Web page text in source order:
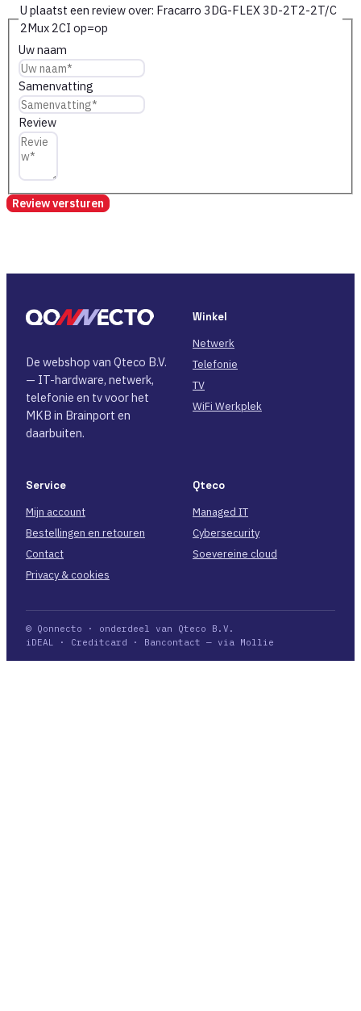
U plaatst een review over: Fracarro 3DG-FLEX 3D-2T2-2T/C
2Mux 2CI op=op
Uw naam
Samenvatting
Review
Review versturen
De webshop van Qteco B.V.
— IT-hardware, netwerk,
telefonie en tv voor het
MKB in Brainport en
daarbuiten.
Winkel
Netwerk
Telefonie
TV
WiFi Werkplek
Service
Mijn account
Bestellingen en retouren
Contact
Privacy & cookies
Qteco
Managed IT
Cybersecurity
Soevereine cloud
© Qonnecto · onderdeel van Qteco B.V.
iDEAL · Creditcard · Bancontact — via Mollie